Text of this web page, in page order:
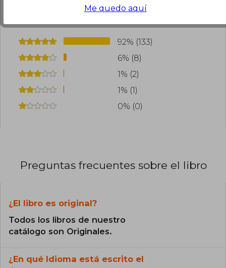
¿Leíste este libro? Inicia sesión
para poder
agregar tu propia evaluación.
92% (133)
6% (8)
1% (2)
1% (1)
0% (0)
Preguntas frecuentes sobre el libro
¿El libro es original?
Todos los libros de nuestro
catálogo son Originales.
¿En qué Idioma está escrito el
Me quedo aquí